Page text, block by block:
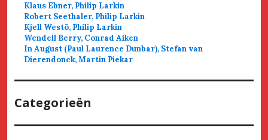
Klaus Ebner, Philip Larkin
Robert Seethaler, Philip Larkin
Kjell Westö, Philip Larkin
Wendell Berry, Conrad Aiken
In August (Paul Laurence Dunbar), Stefan van
Dierendonck, Martin Piekar
Categorieën